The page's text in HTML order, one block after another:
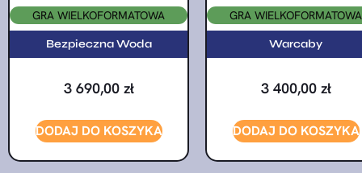
GRA WIELKOFORMATOWA
Bezpieczna Woda
3 690,00 zł
DODAJ DO KOSZYKA
GRA WIELKOFORMATOWA
Warcaby
3 400,00 zł
DODAJ DO KOSZYKA